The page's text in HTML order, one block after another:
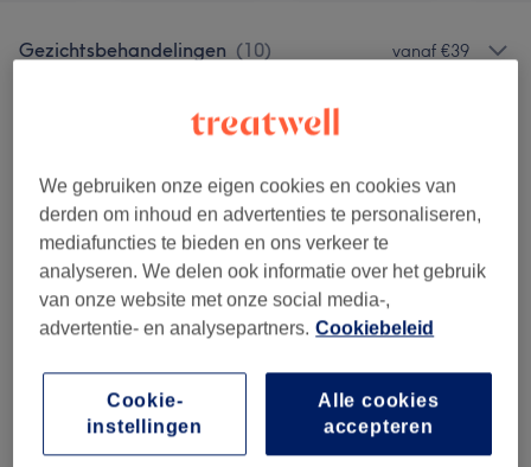
Gezichtsbehandelingen (10) vanaf €39
)
Wimper-Extensions (5) vanaf €15
Permanente Make-Up Semi (7) vanaf €50
Wenkbrauwen (3) vanaf €15
Pigmentatie-Gelaatsbehandelingen (1) vanaf €150
Permanente Make-Up (7) vanaf €30
We gebruiken onze eigen cookies en cookies van
derden om inhoud en advertenties te personaliseren,
mediafuncties te bieden en ons verkeer te
analyseren. We delen ook informatie over het gebruik
van onze website met onze social media-,
advertentie- en analysepartners. Cookiebeleid
Alle cookies
accepteren
Cookie-
instellingen